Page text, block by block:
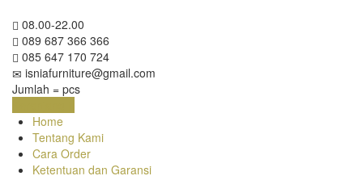
08.00-22.00
089 687 366 366
085 647 170 724
isniafurniture@gmail.com
Jumlah = pcs
Home
Tentang Kami
Cara Order
Ketentuan dan Garansi